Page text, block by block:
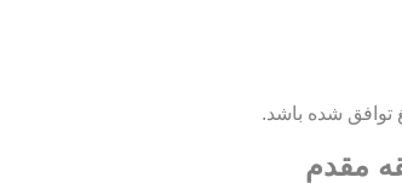
مقدم